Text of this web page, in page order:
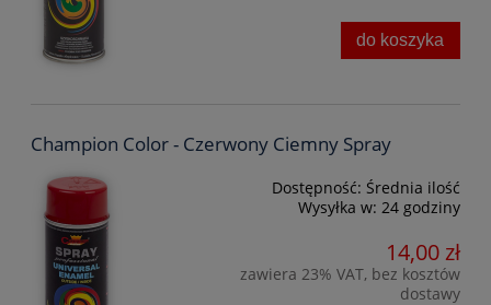
do koszyka
Champion Color - Czerwony Ciemny Spray
Dostępność: Średnia ilość
Wysyłka w: 24 godziny
14,00 zł
zawiera 23% VAT, bez kosztów
dostawy